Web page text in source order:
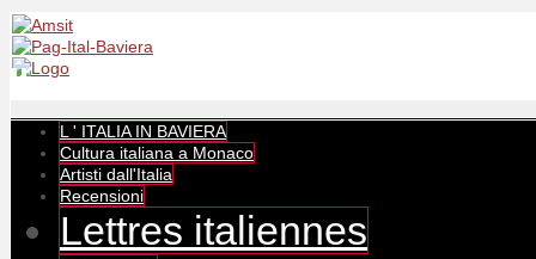
L ' ITALIA IN BAVIERA
Cultura italiana a Monaco
Artisti dall'Italia
Recensioni
Lettres italiennes